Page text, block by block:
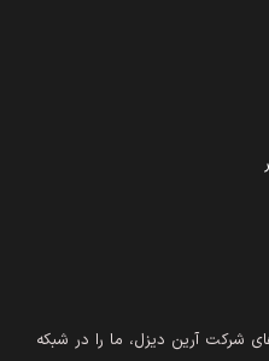
شرکت آرین دیزل، ما را در شبکه